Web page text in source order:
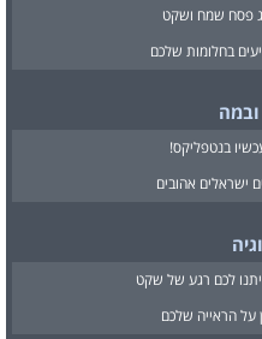
פסח שמח ושקט
על הראייה שלכם